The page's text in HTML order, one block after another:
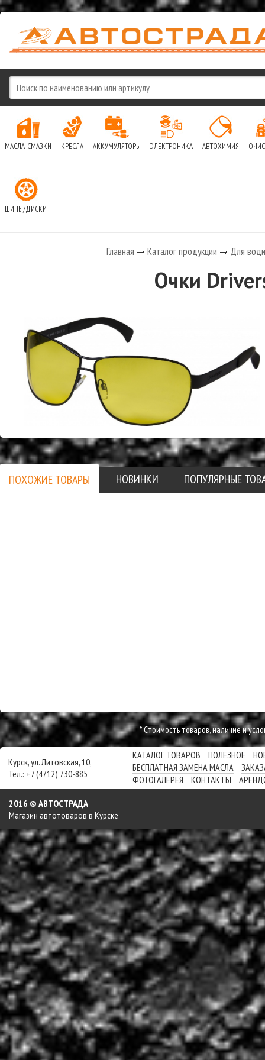
МАСЛА, СМАЗКИ КРЕСЛА АККУМУЛЯТОРЫ ЭЛЕКТРОНИКА АВТОХИМИЯ
ШИНЫ/ДИСКИ
Главная Каталог продукции Для
Очки
ПОХОЖИЕ ТОВАРЫ НОВИНКИ ПОПУЛЯРНЫЕ
* Cтоимость товаров, наличие и
Курск, ул. Литовская, 10,
Тел.: +7 (4712) 730-885
КАТАЛОГ ТОВАРОВ ПОЛЕЗНОЕ
БЕСПЛАТНАЯ ЗАМЕНА МАСЛА
ФОТОГАЛЕРЕЯ
КОНТАКТЫ
2016 © АВТОСТРАДА
Магазин автотоваров в Курске